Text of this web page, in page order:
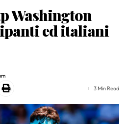
Washington
ed italiani
3 Min Read